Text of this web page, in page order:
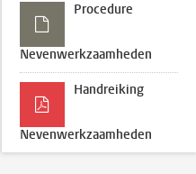
Procedure
Nevenwerkzaamheden
Handreiking
Nevenwerkzaamheden